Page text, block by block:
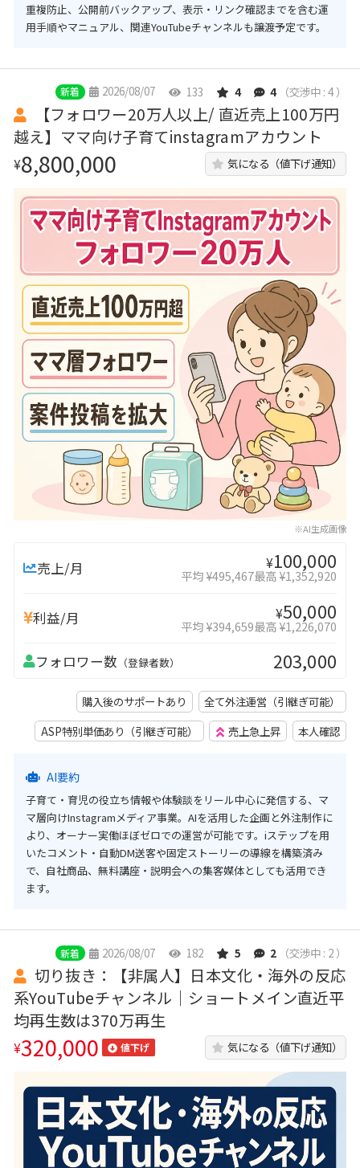
重複防止、公開前バックアップ、表示・リンク確認までを含む運
用手順やマニュアル、関連YouTubeチャンネルも譲渡予定です。
新着 2026/08/07 133 4 4 （交渉中 : 4 ）
※AI生成画像
【フォロワー20万人以上/ 直近売上100万円
越え】ママ向け子育てinstagramアカウント
¥8,800,000 気になる（値下げ通知）
売上/月 ¥100,000
平均 ¥495,467最高 ¥1,352,920
利益/月 ¥50,000
平均 ¥394,659最高 ¥1,226,070
フォロワー数 （登録者数） 203,000
購入後のサポートあり
全て外注運営（引継ぎ可能）
ASP特別単価あり（引継ぎ可能）
売上急上昇 本人確認
AI要約
子育て・育児の役立ち情報や体験談をリール中心に発信する、マ
マ層向けInstagramメディア事業。AIを活用した企画と外注制作に
より、オーナー実働ほぼゼロでの運営が可能です。iステップを用
いたコメント・自動DM送客や固定ストーリーの導線を構築済み
で、自社商品、無料講座・説明会への集客媒体としても活用でき
ます。
新着 2026/08/07 182 5 2 （交渉中 : 2 ）
切り抜き：【非属人】日本文化・海外の反応
系YouTubeチャンネル｜ショートメイン直近平
均再生数は370万再生
¥320,000 値下げ 気になる（値下げ通知）